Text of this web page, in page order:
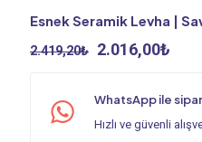
Esnek Seramik Levha |
2.419,20₺ Orijinal
2.016,00₺
WhatsApp ile
Hızlı ve güvenli